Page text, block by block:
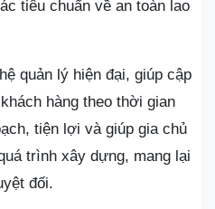
tiêu chuẩn về an toàn lao
quản lý hiện đại, giúp cập
hàng theo thời gian
tiện lợi và giúp gia chủ
trình xây dựng, mang lại
đối.